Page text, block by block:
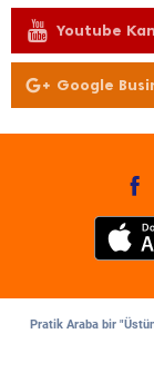
Youtube
Google
Pratik Araba bir